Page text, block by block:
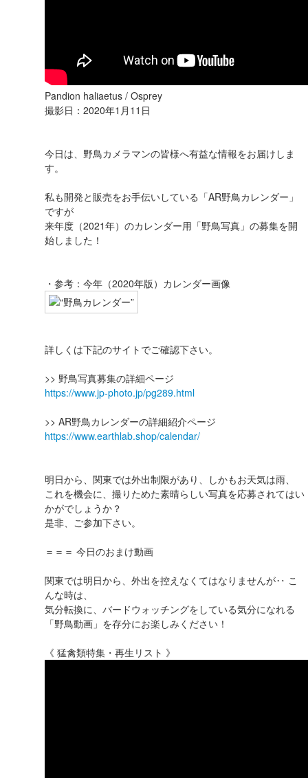
Pandion haliaetus / Osprey
撮影日：2020年1月11日
今日は、野鳥カメラマンの皆様へ有益な情報をお届けしま
す。
私も開発と販売をお手伝いしている「AR野鳥カレンダー」
ですが
来年度（2021年）のカレンダー用「野鳥写真」の募集を開
始しました！
・参考：今年（2020年版）カレンダー画像
詳しくは下記のサイトでご確認下さい。
>> 野鳥写真募集の詳細ページ
https://www.jp-photo.jp/pg289.html
>> AR野鳥カレンダーの詳細紹介ページ
https://www.earthlab.shop/calendar/
明日から、関東では外出制限があり、しかもお天気は雨、
これを機会に、撮りためた素晴らしい写真を応募されてはい
かがでしょうか？
是非、ご参加下さい。
＝＝＝ 今日のおまけ動画
関東では明日から、外出を控えなくてはなりませんが‥ こ
んな時は、
気分転換に、バードウォッチングをしている気分になれる
「野鳥動画」を存分にお楽しみください！
《 猛禽類特集・再生リスト 》